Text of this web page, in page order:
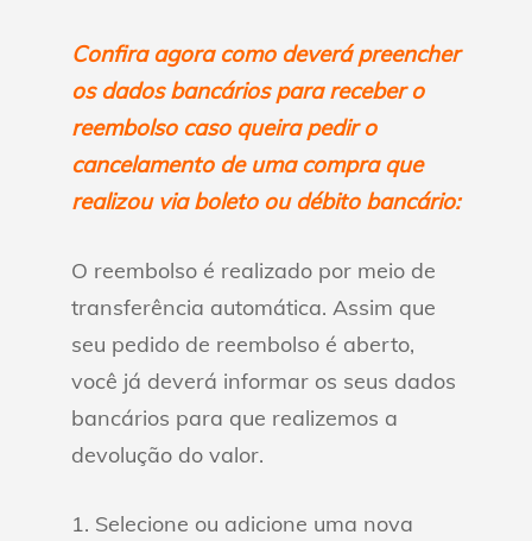
Confira agora como deverá preencher
os dados bancários para receber o
reembolso caso queira pedir o
cancelamento de uma compra que
realizou via boleto ou débito bancário:
O reembolso é realizado por meio de
transferência automática. Assim que
seu pedido de reembolso é aberto,
você já deverá informar os seus dados
bancários para que realizemos a
devolução do valor.
1. Selecione ou adicione uma nova